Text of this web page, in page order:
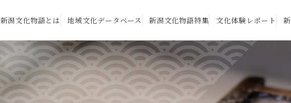
新潟文化物語とは 地域文化データベース 新潟文化物語特集 文化体験レポート